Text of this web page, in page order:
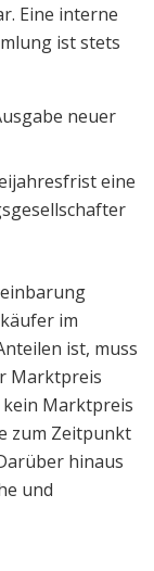
Eine interne
ist stets
neuer
eine
im
ist, muss
Marktpreis
Marktpreis
zum Zeitpunkt
hinaus
und